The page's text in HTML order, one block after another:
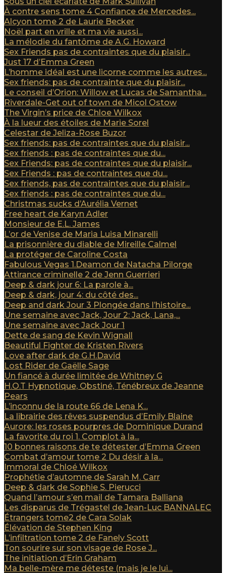
À contre sens tome 4 Confiance de Mercedes...
Alcyon tome 2 de Laurie Becker
Noël part en vrille et ma vie aussi...
La mélodie du fantôme de A.G. Howard
Sex Friends pas de contraintes que du plaisir...
Just 17 d’Emma Green
L’homme idéal est une licorne comme les autres...
Sex friends: pas de contrainte que du plaisir...
Le conseil d’Orion: Willow et Lucas de Samantha...
Riverdale-Get out of town de Micol Ostow
The Virgin’s price de Chloe Wilkox
À la lueur des étoiles de Marie Sorel
Celestar de Jeliza-Rose Buzor
Sex friends: pas de contraintes que du plaisir...
Sex friends : pas de contraintes que du...
Sex Friends: pas de contraintes que du plaisir...
Sex Friends : pas de contraintes que du...
Sex friends, pas de contraintes que du plaisir...
Sex friends : pas de contraintes que du...
Christmas sucks d’Aurélia Vernet
Free heart de Karyn Adler
Monsieur de E.L. James
L’or de Venise de Maria Luisa Minarelli
La prisonnière du diable de Mireille Calmel
La protéger de Caroline Costa
Fabulous Vegas 1.Deamon de Natacha Pilorge
Attirance criminelle 2 de Jenn Guerrieri
Deep & dark jour 6: La parole à...
Deep & dark, jour 4: du côté des...
Deep and dark Jour 3 Plongée dans l’histoire...
Une semaine avec Jack, Jour 2: Jack, Lana,...
Une semaine avec Jack Jour 1
Dette de sang de Kevin Wignall
Beautiful Fighter de Kristen Rivers
Love after dark de G.H.David
Lost Rider de Gaëlle Sage
Un fiancé à durée limitée de Whitney G
H.O.T Hypnotique, Obstiné, Ténébreux de Jeanne
Pears
L’inconnu de la route 66 de Lena K...
La librairie des rêves suspendus d’Emily Blaine
Aurore: les roses pourpres de Dominique Durand
La favorite du roi 1. Complot à la...
10 bonnes raisons de te détester d’Emma Green
Combat d’amour tome 2 Du désir à la...
Immoral de Chloé Wilkox
Prophétie d’automne de Sarah M. Carr
Deep & dark de Sophie S. Pierucci
Quand l’amour s’en mail de Tamara Balliana
Les disparus de Trégastel de Jean-Luc BANNALEC
Étrangers tome2 de Cara Solak
Élévation de Stephen King
L’infiltration tome 2 de Fanely Scott
Ton sourire sur son visage de Rose J...
The initiation d’Erin Graham
Ma belle-mère me déteste (mais je le lui...